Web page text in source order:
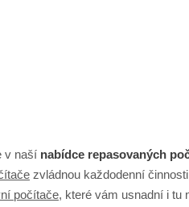
v naší nabídce repasovaných
zvládnou každodenní
počítače, které vám usnadní i tu